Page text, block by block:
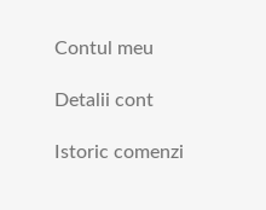
Contul meu
Detalii cont
Istoric comenzi